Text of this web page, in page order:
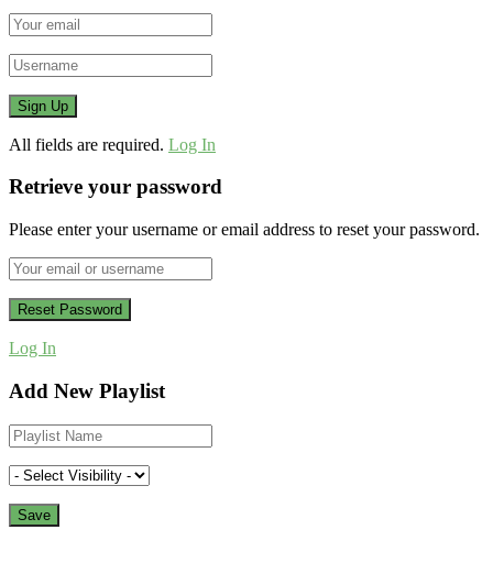
All fields are required. Log In
Retrieve your password
Please enter your username or email address to reset your password.
Log In
Add New Playlist